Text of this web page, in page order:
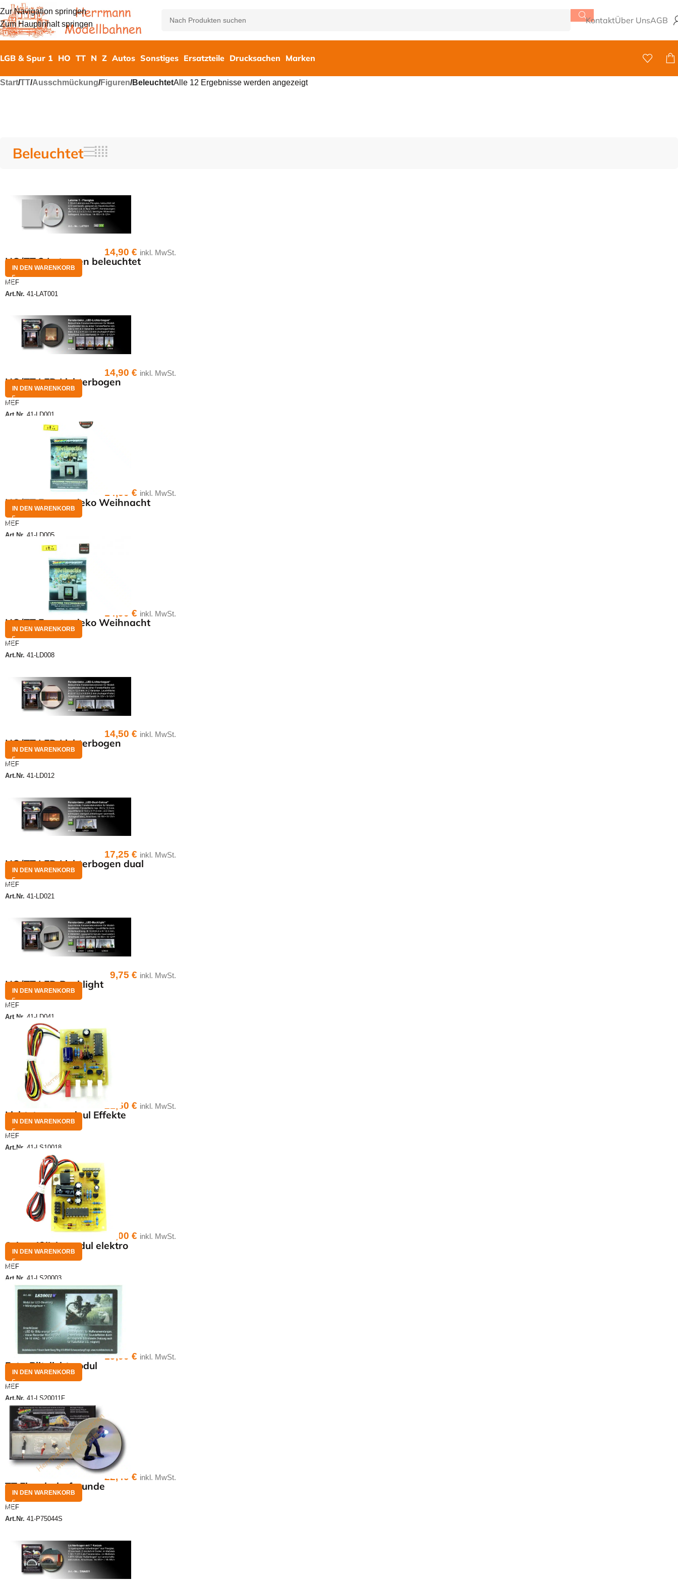
Zur Navigation springen
Zum Hauptinhalt springen
KontaktÜber UnsAGB
LGB & Spur 1 HO TT N Z Autos Sonstiges Ersatzteile Drucksachen Marken
Start/TT/Ausschmückung/Figuren/BeleuchtetAlle 12 Ergebnisse werden angezeigt
Beleuchtet
HO/TT 2 Laternen beleuchtet
MEF
Art.Nr. 41-LAT001
14,90€ inkl. MwSt.
IN DEN WARENKORB
HO/TT LED Lichterbogen
MEF
Art.Nr. 41-LD001
14,90€ inkl. MwSt.
IN DEN WARENKORB
HO/TT Fensterdeko Weihnacht
MEF
Art.Nr. 41-LD005
14,50€ inkl. MwSt.
IN DEN WARENKORB
HO/TT Fensterdeko Weihnacht
MEF
Art.Nr. 41-LD008
14,90€ inkl. MwSt.
IN DEN WARENKORB
HO/TT LED Lichterbogen
MEF
Art.Nr. 41-LD012
14,50€ inkl. MwSt.
IN DEN WARENKORB
HO/TT LED Lichterbogen dual
MEF
Art.Nr. 41-LD021
17,25€ inkl. MwSt.
IN DEN WARENKORB
HO/TT LED Backlight
MEF
Art.Nr. 41-LD041
9,75€ inkl. MwSt.
IN DEN WARENKORB
Lichtsteuermodeul Effekte
MEF
Art.Nr. 41-LS10018
21,60€ inkl. MwSt.
IN DEN WARENKORB
Schweißlichtmodul elektro
MEF
Art.Nr. 41-LS20003
21,00€ inkl. MwSt.
IN DEN WARENKORB
Foto-Blitzlichtmodul
MEF
Art.Nr. 41-LS20011F
19,00€ inkl. MwSt.
IN DEN WARENKORB
TT Eisenbahnfreunde
MEF
Art.Nr. 41-P75044S
22,40€ inkl. MwSt.
IN DEN WARENKORB